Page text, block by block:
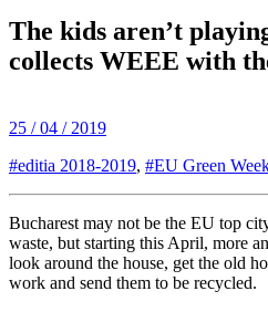
The kids aren’t
collects WEEE with
25 / 04 / 2019
#editia 2018-2019, #EU Green
Bucharest may not be the EU top
waste, but starting this April, more
look around the house, get the old
work and send them to be recycled.